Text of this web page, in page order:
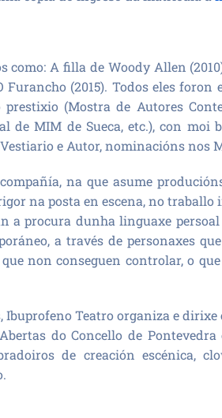
como: A filla de Woody Allen
O Furancho (2015). Todos eles
(Mostra de Autores
de MIM de Sueca, etc.), con moi
e Autor, nominacións nos
na que asume
na posta en escena, no
a procura dunha linguaxe
a través de personaxes
non conseguen controlar, o
Teatro organiza e
do Concello de
de creación escénica,